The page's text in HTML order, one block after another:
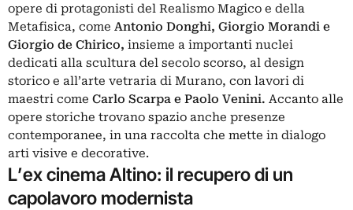
opere di protagonisti del Realismo Magico e della
Metafisica, come Antonio Donghi, Giorgio Morandi e
Giorgio de Chirico, insieme a importanti nuclei
dedicati alla scultura del secolo scorso, al design
storico e all’arte vetraria di Murano, con lavori di
maestri come Carlo Scarpa e Paolo Venini. Accanto alle
opere storiche trovano spazio anche presenze
contemporanee, in una raccolta che mette in dialogo
arti visive e decorative.
L’ex cinema Altino: il recupero di un
capolavoro modernista